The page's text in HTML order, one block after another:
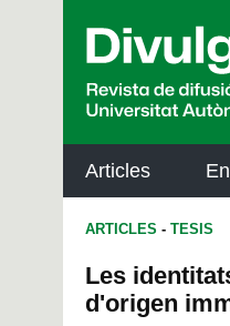
Articles
ARTICLES - TESIS
Les
d'origen